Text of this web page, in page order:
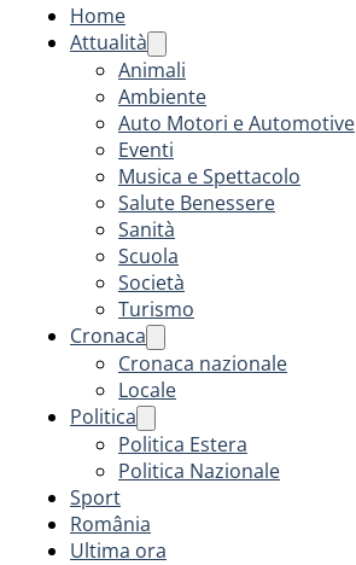
Home
Attualità
Animali
Ambiente
Auto Motori e Automotive
Eventi
Musica e Spettacolo
Salute Benessere
Sanità
Scuola
Società
Turismo
Cronaca
Cronaca nazionale
Locale
Politica
Politica Estera
Politica Nazionale
Sport
România
Ultima ora